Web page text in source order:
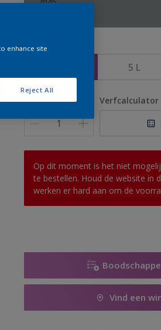
Grootte
5 L
Aantal Verfcalculator
Op dit moment is het niet
te bestellen. Houd de website in
werken er hard aan om de
Vind een
enhance site
Reject All